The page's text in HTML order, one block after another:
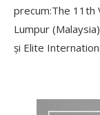
precum:The 11th
Lumpur
și Elite